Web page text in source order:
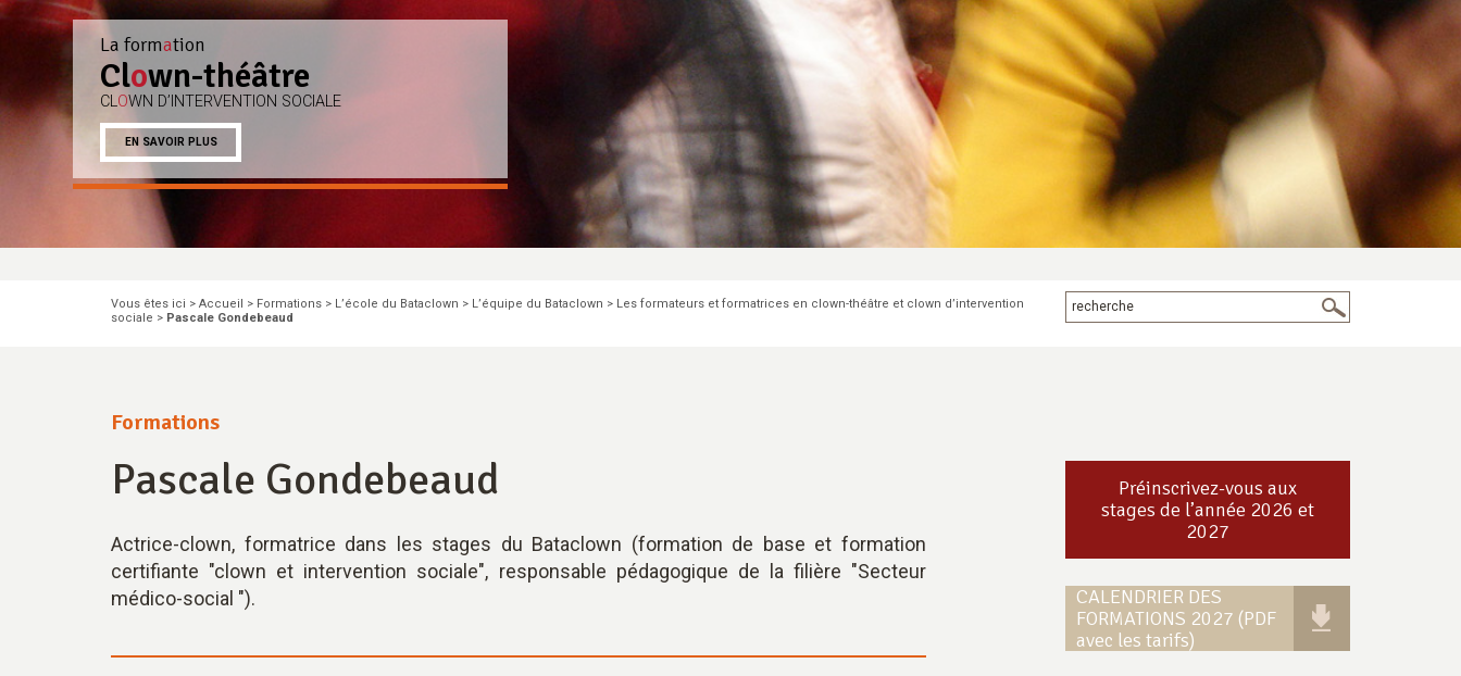
La formation
Clown-théâtre
CLOWN D’INTERVENTION SOCIALE
EN SAVOIR PLUS
Vous êtes ici > Accueil > Formations > L’école du Bataclown > L’équipe du Bataclown > Les formateurs et formatrices en clown-théâtre et clown d’intervention
sociale > Pascale Gondebeaud
Formations
Pascale Gondebeaud
Actrice-clown, formatrice dans les stages du Bataclown (formation de base et formation
certifiante "clown et intervention sociale", responsable pédagogique de la filière "Secteur
médico-social ").
Préinscrivez-vous aux
stages de l’année 2026 et
2027
CALENDRIER DES
FORMATIONS 2027 (PDF
avec les tarifs)